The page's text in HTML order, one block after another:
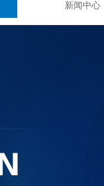
新闻中心